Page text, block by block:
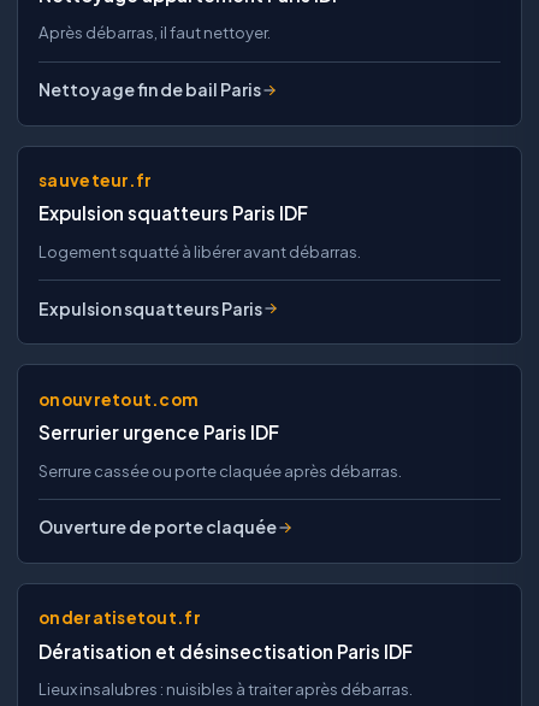
Après débarras, il faut nettoyer.
Nettoyage fin de bail Paris
sauveteur.fr
Expulsion squatteurs Paris IDF
Logement squatté à libérer avant débarras.
Expulsion squatteurs Paris
onouvretout.com
Serrurier urgence Paris IDF
Serrure cassée ou porte claquée après débarras.
Ouverture de porte claquée
onderatisetout.fr
Dératisation et désinsectisation Paris IDF
Lieux insalubres : nuisibles à traiter après débarras.